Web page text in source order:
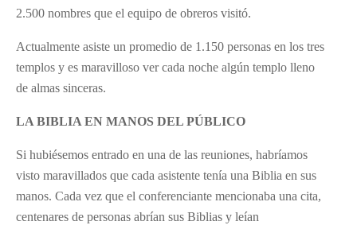
2.500 nombres que el equipo de obreros visitó.
Actualmente asiste un promedio de 1.150 personas en los tres
templos y es maravilloso ver cada noche algún templo lleno
de almas sinceras.
LA BIBLIA EN MANOS DEL PÚBLICO
Si hubiésemos entrado en una de las reuniones, habríamos
visto maravillados que cada asistente tenía una Biblia en sus
manos. Cada vez que el conferenciante mencionaba una cita,
centenares de personas abrían sus Biblias y leían